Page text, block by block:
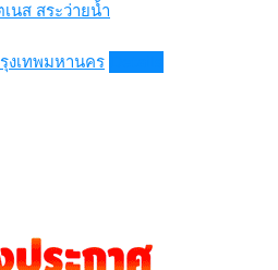
นส สระว่ายน้ำ
งเทพมหานคร